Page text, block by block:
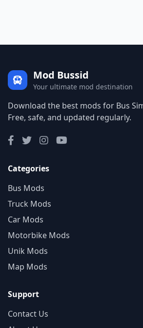
Mod Bussid
Your ultimate mod destination
Download the best mods for Bus
Free, safe, and updated regularly.
Categories
Bus Mods
Truck Mods
Car Mods
Motorbike Mods
Unik Mods
Map Mods
Support
Contact Us